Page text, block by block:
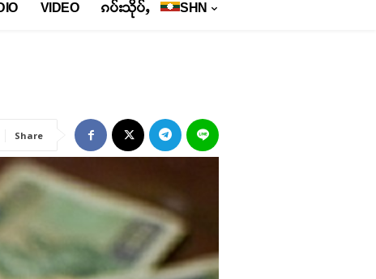
VIDEO ၵပ်းသိုပ်ႇ SHN
Share